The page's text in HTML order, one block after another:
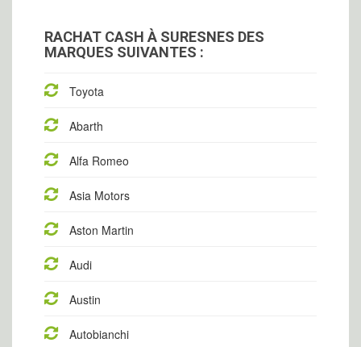
RACHAT CASH À SURESNES DES
MARQUES SUIVANTES :
Toyota
Abarth
Alfa Romeo
Asia Motors
Aston Martin
Audi
Austin
Autobianchi